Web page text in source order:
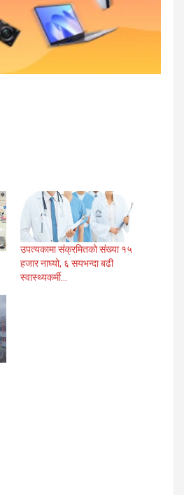
उपत्यकामा संक्रमितको संख्या १५
हजार नाघ्यो, ६ सयभन्दा बढी
स्वास्थ्यकर्मी…